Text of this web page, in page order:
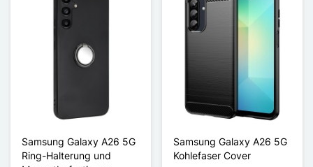
Samsung Galaxy A26 5G
Ring-Halterung und
Samsung Galaxy A26 5G
Kohlefaser Cover